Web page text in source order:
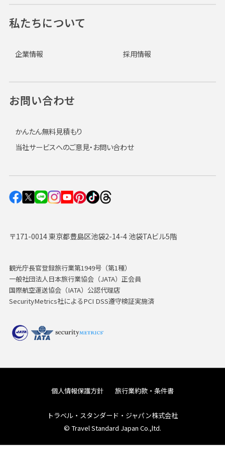
〒171-0014 東京都豊島区池袋2-14-4 池袋TAビル5階
観光庁長官登録旅行業第1949号（第1種）
一般社団法人日本旅行業協会（JATA）正会員
国際航空運送協会（IATA）公認代理店
SecurityMetrics社によるPCI DSS遵守検証実施済
私たちについて
企業情報 採用情報
お問い合わせ
かんたん無料見積もり
当社サービスへのご意見・お問い合わせ
個人情報保護方針 旅行業約款・条件書
トラベル・スタンダード・ジャパン株式会社
© Travel Standard Japan Co.,ltd.